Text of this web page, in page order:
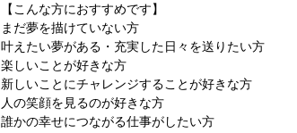
【こんな方におすすめです】
まだ夢を描けていない方
叶えたい夢がある・充実した日々を送りたい方
楽しいことが好きな方
新しいことにチャレンジすることが好きな方
人の笑顔を見るのが好きな方
誰かの幸せにつながる仕事がしたい方